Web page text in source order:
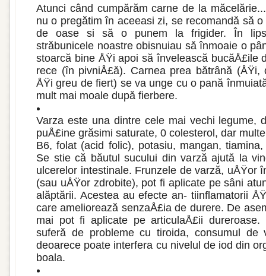
Atunci când cumpărăm carne de la
nu o pregătim în aceeasi zi, se recomandă să
de oase si să o pu­nem la frigider. În
străbunicele noastre obisnuiau să în­moaie o
stoarcă bine ÅŸi apoi să învelească bucăÅ£ile
rece (în pivniÅ£ă). Carnea prea bătrâ­nă (ÅŸi,
ÅŸi greu de fiert) se va unge cu o pană
mult mai moale după fierbere.
Varza este una din­tre cele mai vechi legume,
puÅ£ine grăsimi saturate, 0 colesterol, dar
B6, folat (acid folic), potasiu, mangan,
Se stie că băutul sucului din varză ajută la
ulcerelor intestinale. Frunzele de varză, uÅŸor
(sau uÅŸor zdro­bite), pot fi aplicate pe sâni
alăptării. Acestea au efecte an- tiinflamatorii
care ameliorează senzaÅ£ia de durere. De
mai pot fi aplicate pe articulaÅ£ii dureroase.
suferă de probleme cu tiroida, consumul de
deoarece poate interfera cu nivelul de iod din
boala.